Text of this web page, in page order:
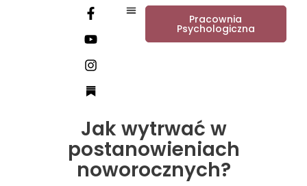
Pracownia
Psychologiczna
Jak wytrwać w
postanowieniach
noworocznych?